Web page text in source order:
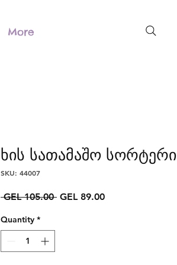
More
ხის სათამაშო სორტერი
SKU: 44007
GEL 105.00 Regular
GEL 89.00Sale
Quantity *